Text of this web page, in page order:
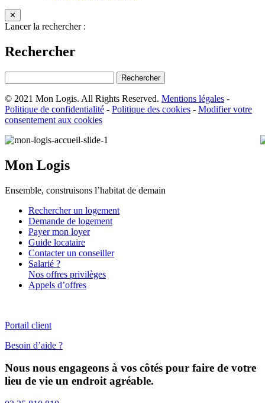
✕
Lancer la rechercher :
Rechercher
© 2021 Mon Logis. All Rights Reserved. Mentions légales -
Politique de confidentialité - Politique des cookies - Modifier votre
consentement aux cookies
Mon Logis
Ensemble, construisons l’habitat de demain
Rechercher un logement
Demande de logement
Payer mon loyer
Guide locataire
Contacter un conseiller
Salarié ?
Nos offres privilèges
Appels d’offres
Portail client
Besoin d’aide ?
Nous nous engageons à vos côtés pour faire de votre
lieu de vie un endroit agréable.